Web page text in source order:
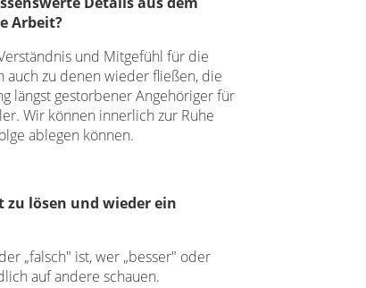
Arbeit?
und Mitgefühl für die
auch zu denen wieder fließen, die
längst gestorbener Angehöriger für
Wir können innerlich zur Ruhe
ablegen können.
zu lösen und wieder ein
„falsch" ist, wer „besser" oder
auf andere schauen.